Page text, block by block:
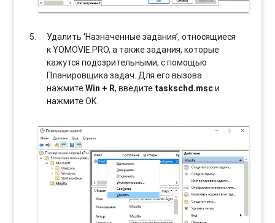
Удалить ‘Назначенные задания’, относящиеся
к YOMOVIE.PRO, а также задания, которые
кажутся подозрительными, с помощью
Планировщика задач. Для его вызова
нажмитеWin + R, введите taskschd.mscи
нажмите ОК.